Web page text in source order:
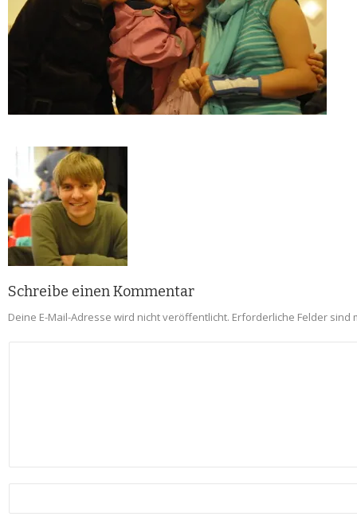
Schreibe einen Kommentar
Deine E-Mail-Adresse wird nicht veröffentlicht. Erforderliche Felder sind